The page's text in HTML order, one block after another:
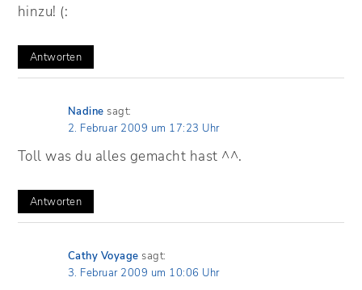
hinzu! (:
Antworten
Nadine sagt:
2. Februar 2009 um 17:23 Uhr
Toll was du alles gemacht hast ^^.
Antworten
Cathy Voyage sagt:
3. Februar 2009 um 10:06 Uhr